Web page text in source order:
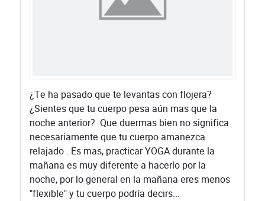
¿Te ha pasado que te levantas con flojera?
¿Sientes que tu cuerpo pesa aún mas que la
noche anterior? ​ Que duermas bien no significa
necesariamente que tu cuerpo amanezca
relajado . Es mas, practicar YOGA durante la
mañana es muy diferente a hacerlo por la
noche, por lo general en la mañana eres menos
"flexible" y tu cuerpo podría decirs...